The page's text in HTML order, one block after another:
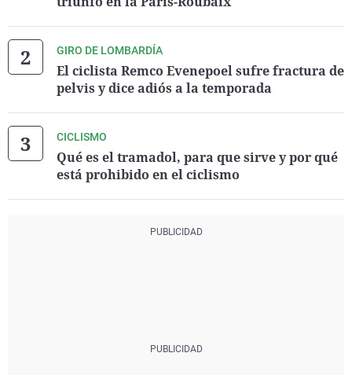
GIRO DE LOMBARDÍA
El ciclista Remco Evenepoel sufre fractura de
pelvis y dice adiós a la temporada
CICLISMO
Qué es el tramadol, para que sirve y por qué
está prohibido en el ciclismo